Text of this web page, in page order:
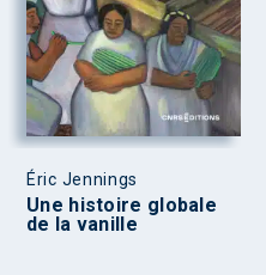
Éric Jennings
Une histoire globale
de la vanille